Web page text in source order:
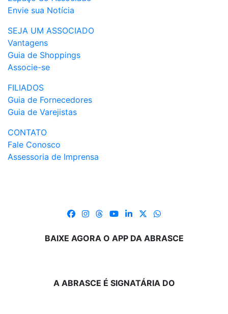
Envie sua Notícia
SEJA UM ASSOCIADO
Vantagens
Guia de Shoppings
Associe-se
FILIADOS
Guia de Fornecedores
Guia de Varejistas
CONTATO
Fale Conosco
Assessoria de Imprensa
BAIXE AGORA O APP DA ABRASCE
A ABRASCE É SIGNATÁRIA DO